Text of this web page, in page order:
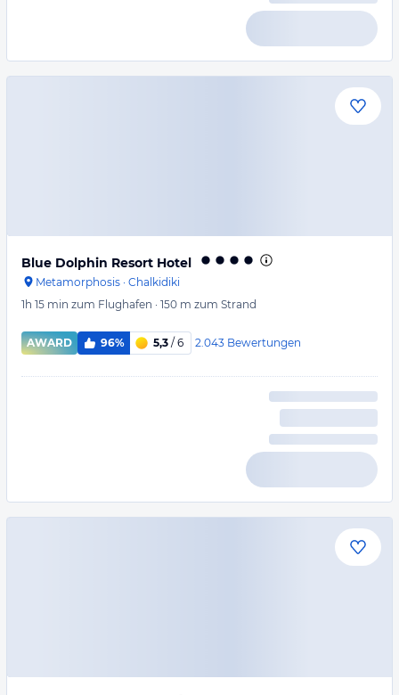
Blue Dolphin Resort Hotel
Metamorphosis · Chalkidiki
1h 15 min zum Flughafen · 150 m zum Strand
AWARD 96% 5,3 / 6 2.043 Bewertungen